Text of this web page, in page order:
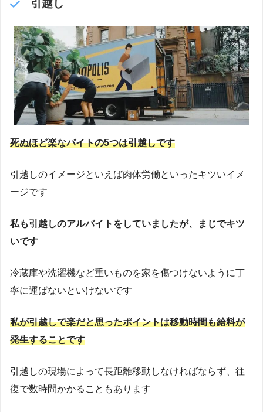
引越し
死ぬほど楽なバイトの5つは引越しです
引越しのイメージといえば肉体労働といったキツいイメ
ージです
私も引越しのアルバイトをしていましたが、まじでキツ
いです
冷蔵庫や洗濯機など重いものを家を傷つけないように丁
寧に運ばないといけないです
私が引越しで楽だと思ったポイントは移動時間も給料が
発生することです
引越しの現場によって長距離移動しなければならず、往
復で数時間かかることもあります